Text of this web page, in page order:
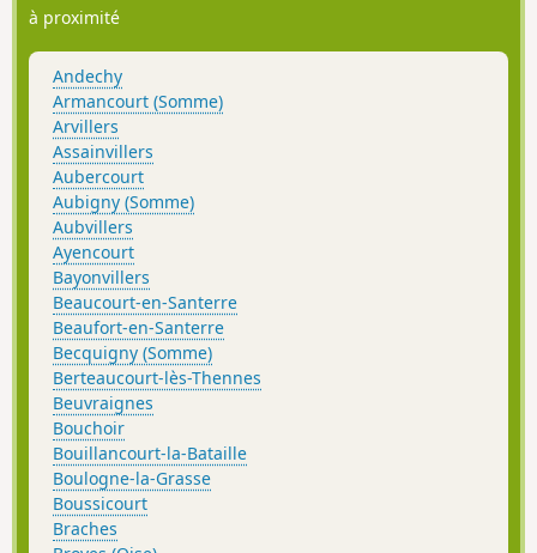
à proximité
Andechy
Armancourt (Somme)
Arvillers
Assainvillers
Aubercourt
Aubigny (Somme)
Aubvillers
Ayencourt
Bayonvillers
Beaucourt-en-Santerre
Beaufort-en-Santerre
Becquigny (Somme)
Berteaucourt-lès-Thennes
Beuvraignes
Bouchoir
Bouillancourt-la-Bataille
Boulogne-la-Grasse
Boussicourt
Braches